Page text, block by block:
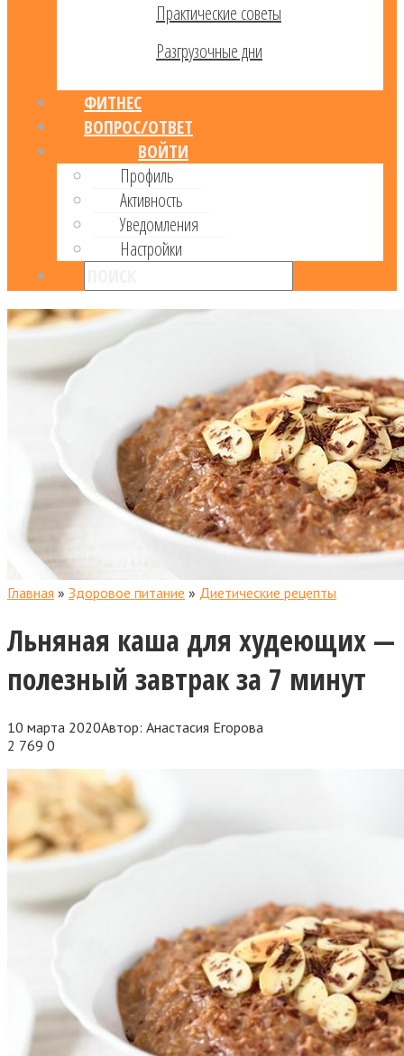
Практические советы
Разгрузочные дни
ФИТНЕС
ВОПРОС/ОТВЕТ
ВОЙТИ
Профиль
Активность
Уведомления
Настройки
Главная » Здоровое питание » Диетические рецепты
Льняная каша для худеющих —
полезный завтрак за 7 минут
10 марта 2020Автор: Анастасия Егорова
2 769 0